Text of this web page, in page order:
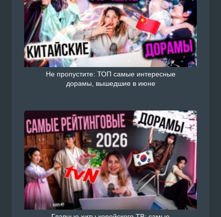
Не пропустите: ТОП самые интересные
дорамы, вышедшие в июне